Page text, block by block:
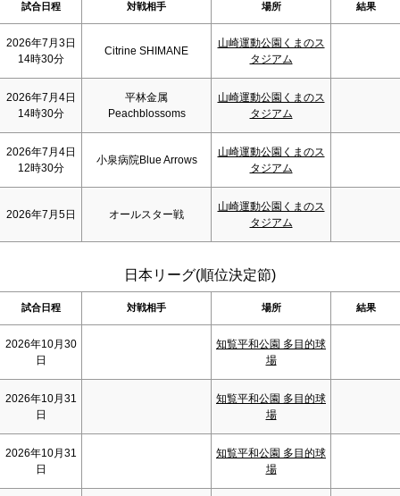
試合日程 対戦相手 場所 結果
2026年7月3日
14時30分
Citrine SHIMANE
山崎運動公園くまのス
タジアム
2026年7月4日
14時30分
平林金属
Peachblossoms
山崎運動公園くまのス
タジアム
2026年7月4日
12時30分
小泉病院Blue Arrows
山崎運動公園くまのス
タジアム
2026年7月5日 オールスター戦
山崎運動公園くまのス
タジアム
日本リーグ(順位決定節)
試合日程 対戦相手 場所 結果
2026年10月30
日
知覧平和公園 多目的球
場
2026年10月31
日
知覧平和公園 多目的球
場
2026年10月31
日
知覧平和公園 多目的球
場